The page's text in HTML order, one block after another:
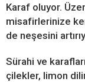
Karaf oluyor.
misafirlerinize
de neşesini
Sürahi ve
çilekler, limon